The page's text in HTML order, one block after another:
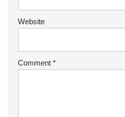
Website
Comment *